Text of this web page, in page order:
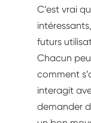
C’est vrai
futurs
Chacun
comment
inter­agit
demander